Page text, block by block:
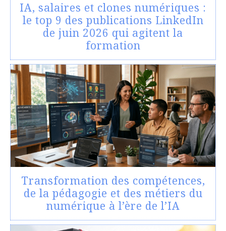
IA, salaires et clones numériques :
le top 9 des publications LinkedIn
de juin 2026 qui agitent la
formation
Transformation des compétences,
de la pédagogie et des métiers du
numérique à l’ère de l’IA